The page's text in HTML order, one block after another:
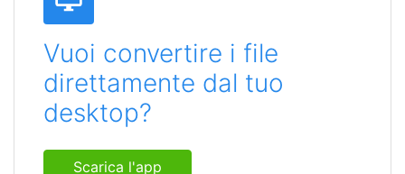
Vuoi convertire i file
direttamente dal tuo
desktop?
Scarica l'app